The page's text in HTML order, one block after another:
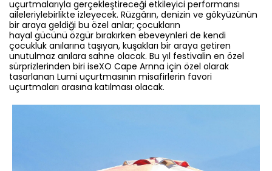
uçurtmalarıyla gerçekleştireceği etkileyici performansı
aileleriylebirlikte izleyecek. Rüzgârın, denizin ve gökyüzünün
bir araya geldiği bu özel anlar; çocukların
hayal gücünü özgür bırakırken ebeveynleri de kendi
çocukluk anılarına taşıyan, kuşakları bir araya getiren
unutulmaz anılara sahne olacak. Bu yıl festivalin en özel
sürprizlerinden biri iseXO Cape Arnna için özel olarak
tasarlanan Lumi uçurtmasının misafirlerin favori
uçurtmaları arasına katılması olacak.